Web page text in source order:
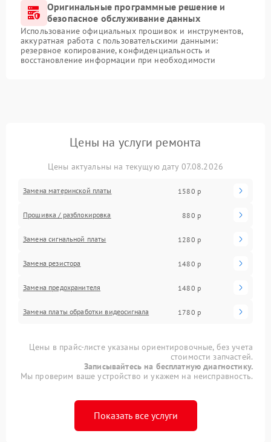
Оригинальные программные решение и
безопасное обслуживание данных
Использование официальных прошивок и инструментов,
аккуратная работа с пользовательскими данными:
резервное копирование, конфиденциальность и
восстановление информации при необходимости
Цены на услуги ремонта
Цены актуальны на текущую дату 07.08.2026
Замена материнской платы 1580 р
Прошивка / разблокировка 880 р
Замена сигнальной платы 1280 р
Замена резистора 1480 р
Замена предохранителя 1480 р
Замена платы обработки видеосигнала 1780 р
Цены в прайс-листе указаны ориентировочные, без учета
стоимости запчастей.
Записывайтесь на бесплатную диагностику.
Мы проверим ваше устройство и укажем на неисправность.
Показать все услуги